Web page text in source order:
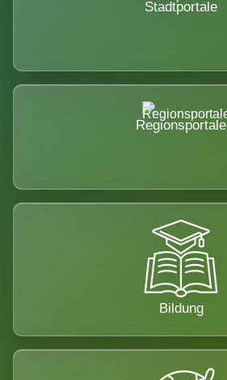
Stadtportale
Regionsportale
Bildung